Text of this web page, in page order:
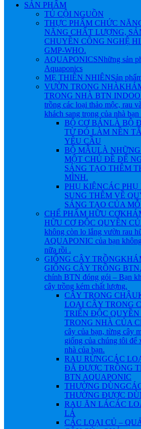
SẢN PHẨM
TỦ CỘI NGUỒN
THỰC PHẨM CHỨC
NĂNG CHẤT LƯỢNG,
CHUYỀN CÔNG NGHỆ
GMP-WHO.
AQUAPONICSNhững sản
Aquaponics
MẸ THIÊN NHIÊNSản
VƯỜN TRONG NHÀ
TRONG NHÀ BTN
trồng các loại thảo mộc, rau
khách sang trọng của nhà bạn
BỘ CƠ BẢNLÀ BỘ
TỪ ĐÓ LÀM NỀN
YÊU CẦU
BỘ MẪULÀ
MỘT CHỦ ĐỀ ĐỂ
SÁNG TẠO THÊM
MÌNH.
PHỤ KIỆNCÁC PHỤ
SUNG THÊM VỀ
SÁNG TẠO CỦA
CHẾ PHẨM HỮU CƠ
HỮU CƠ ĐỘC QUYỀN
không còn lo lắng vườn rau
AQUAPONIC của bạn
nữa rồi .
GIỐNG CÂY TRỒNG
GIỐNG CÂY TRỒNG BTN.
chính BTN đóng gói – Bạn
cây trồng kém chất lượng.
CÂY TRONG CHẬU
LOẠI CÂY TRONG
TRIỂN ĐỘC
TRONG NHÀ CỦA
cây của bạn, từng cây
giống của chúng tôi để
nhà của bạn.
RAU RỪNGCÁC
ĐÃ ĐƯỢC TRỒNG
BTN AQUAPONIC
THƯỜNG DÙNG
THƯỜNG ĐƯỢC
RAU ĂN LÁCÁC
LÁ
CÁC LOẠI CỦ –